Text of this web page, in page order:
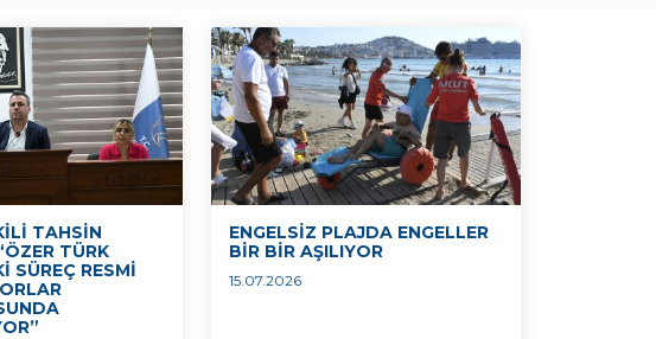
TAHSİN
TÜRK
SÜREÇ RESMİ
ENGELSİZ PLAJDA ENGELLER
BİR BİR AŞILIYOR
15.07.2026